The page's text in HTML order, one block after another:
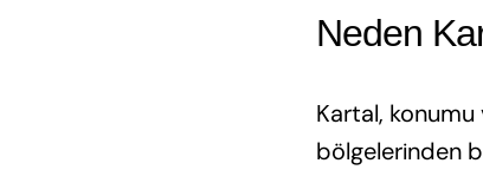
Neden
Kartal,
bölgelerinden